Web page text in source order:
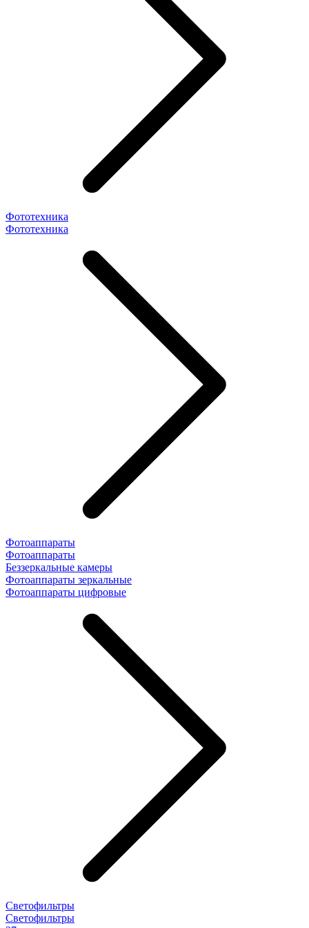
Фототехника
Фототехника
Фотоаппараты
Фотоаппараты
Беззеркальные камеры
Фотоаппараты зеркальные
Фотоаппараты цифровые
Светофильтры
Светофильтры